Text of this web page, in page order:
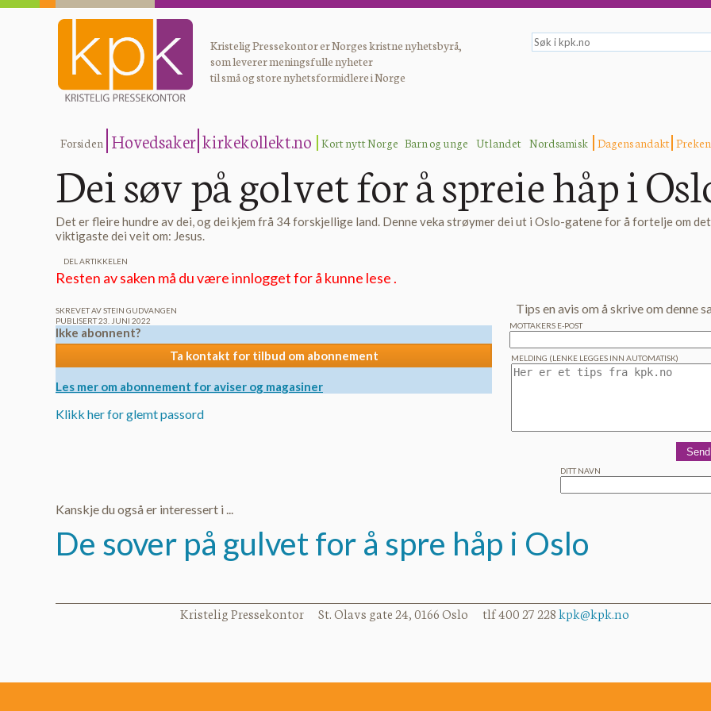
Kristelig Pressekontor er Norges kristne nyhetsbyrå,
som leverer meningsfulle nyheter
til små og store nyhetsformidlere i Norge
Forsiden Hovedsaker kirkekollekt.no Kort nytt Norge Barn og unge Utlandet Nordsamisk Dagens andakt
Dei søv på golvet for å spreie håp i
Det er fleire hundre av dei, og dei kjem frå 34 forskjellige land. Denne veka strøymer dei ut i Oslo-gatene for å fortelje om det
viktigaste dei veit om: Jesus.
DEL ARTIKKELEN
Resten av saken må du være innlogget for å kunne lese .
SKREVET AV STEIN GUDVANGEN
PUBLISERT 23. JUNI 2022
Ikke abonnent?
Ta kontakt for tilbud om abonnement
Les mer om abonnement for aviser og magasiner
Klikk her for glemt passord
Tips en avis om å skrive om denne
MOTTAKERS E-POST
MELDING (LENKE LEGGES INN AUTOMATISK)
DITT NAVN
Kanskje du også er interessert i ...
De sover på gulvet for å spre håp i Oslo
Kristelig Pressekontor St. Olavs gate 24, 0166 Oslo tlf 400 27 228kpk@kpk.no